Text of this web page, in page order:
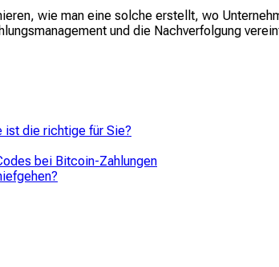
wie man eine solche erstellt, wo
und die Nachverfolgung
ist die richtige für Sie?
bei Bitcoin-Zahlungen